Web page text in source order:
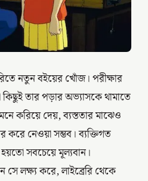
নতুন বইয়ের খোঁজ। পরীক্ষার
তার পড়ার অভ্যাসকে থামাতে
করিয়ে দেয়, ব্যস্ততার মাঝেও
করে নেওয়া সম্ভব। ব্যক্তিগত
হয়তো সবচেয়ে মূল্যবান।
লক্ষ্য করে, লাইব্রেরি থেকে